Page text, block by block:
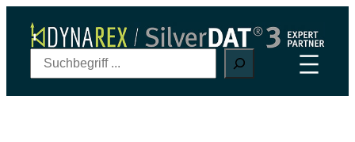
Inhalt
springen
u
c